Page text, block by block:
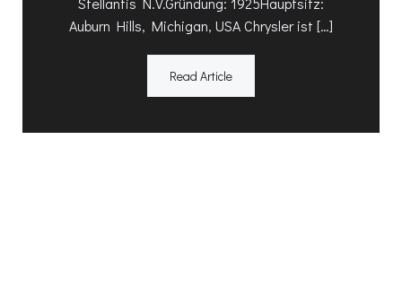
Auburn Hills, Michigan, USA Chrysler ist […]
Read Article